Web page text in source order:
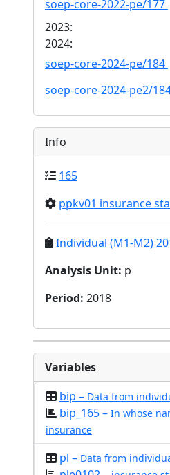
soep-core-2022-pe/177
2023:
2024:
soep-core-2024-pe/184
soep-core-2024-pe2/
Info
165
ppkv01 insurance
Individual (M1-M2)
Analysis Unit: p
Period: 2018
Variables
bip – Data from
bip_165 – In whose
insurance
pl – Data from